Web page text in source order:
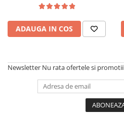
Roboți Piscină
Uscătoare
Lăzi Frigorifice
Produse Fossibot
Tablete Fossibot
Telefoane Mobile Oukitel
Tablete Oukitel
ADAUGA IN COS
Newsletter Nu rata ofertele si